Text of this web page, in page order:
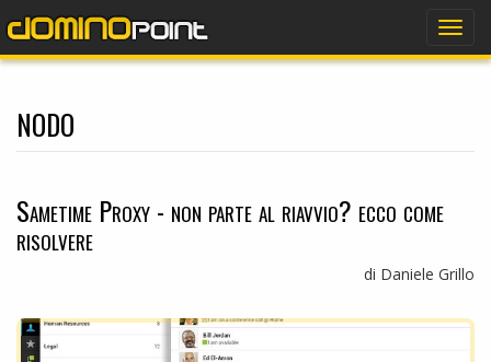
nodo
Sametime Proxy - non parte al riavvio? ecco come
risolvere
di Daniele Grillo